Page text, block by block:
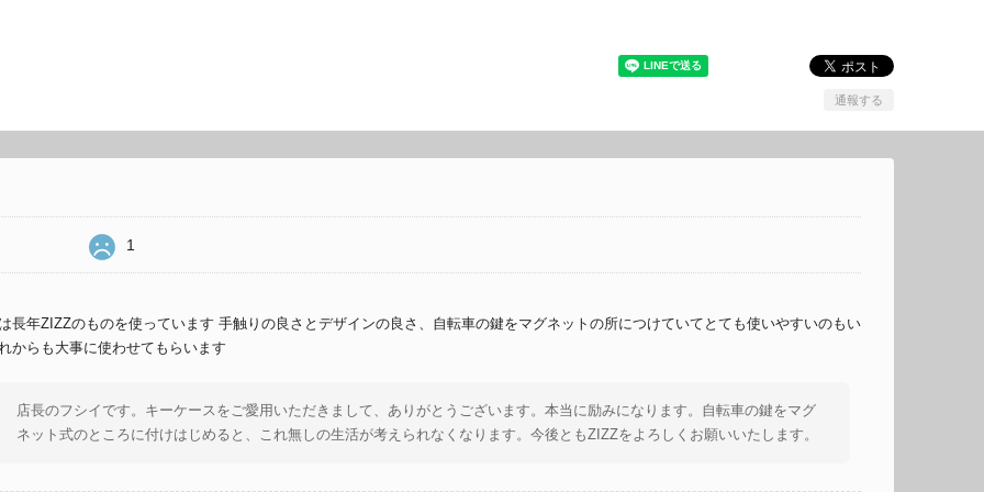
通報する
1
長年ZIZZのものを使っています 手触りの良さとデザインの良さ、自転車の鍵をマグネットの所につけていてとても使いやすいのもい
からも大事に使わせてもらいます
店長のフシイです。キーケースをご愛用いただきまして、ありがとうございます。本当に励みになります。自転車の鍵をマグ
ネット式のところに付けはじめると、これ無しの生活が考えられなくなります。今後ともZIZZをよろしくお願いいたします。